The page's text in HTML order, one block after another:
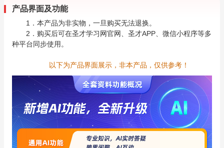
产品界面及功能
1．本产品为非实物，一旦购买无法退换。
2．购买后可在圣才学习网官网、圣才APP、微信小程序等多
种平台同步使用。
以下为产品界面展示，非本产品，仅供参考！